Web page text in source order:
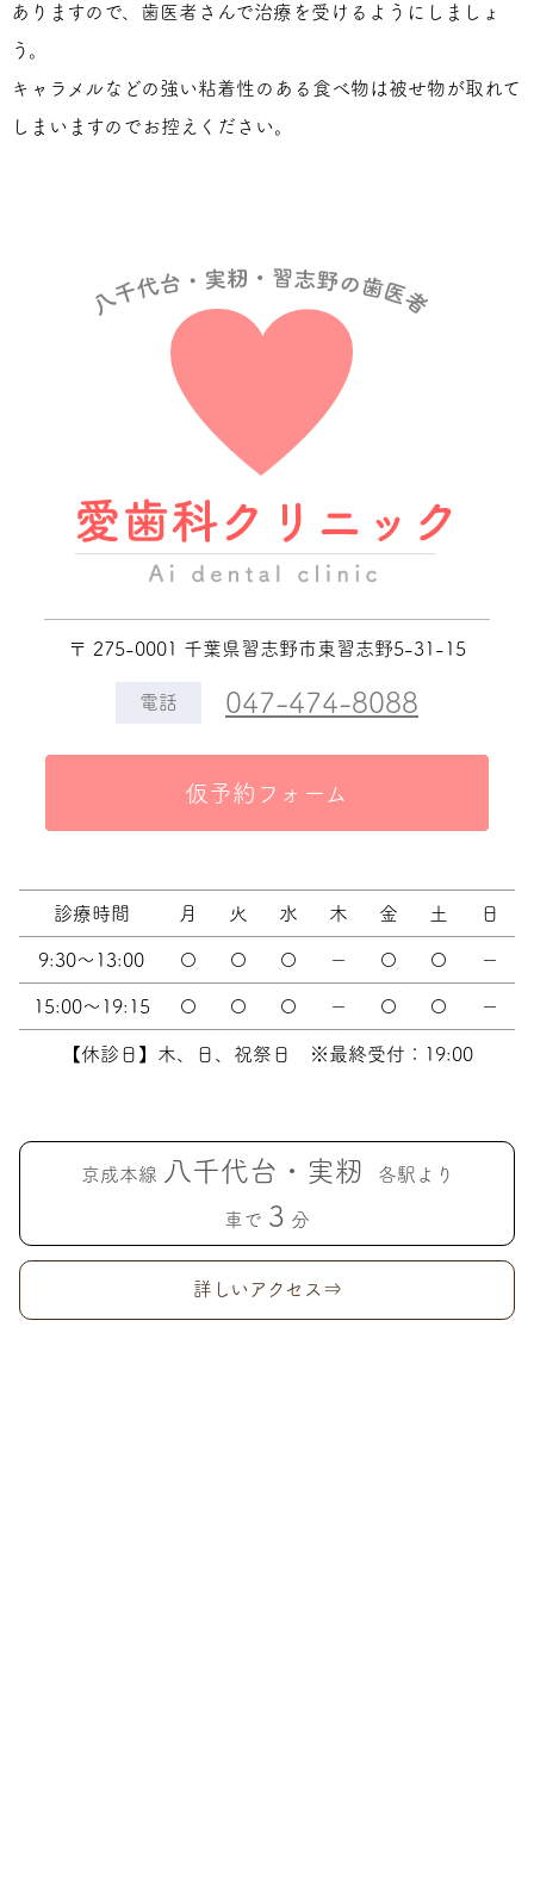
ありますので、歯医者さんで治療を受けるようにしましょ
う。
キャラメルなどの強い粘着性のある食べ物は被せ物が取れて
しまいますのでお控えください。
〒 275-0001 千葉県習志野市東習志野5-31-15
電話 047-474-8088
仮予約フォーム
診療時間 月 火 水 木 金 土 日
9:30～13:00 〇 〇 〇 － 〇 〇 －
15:00～19:15 〇 〇 〇 － 〇 〇 －
【休診日】木、日、祝祭日 ※最終受付：19:00
京成本線 八千代台・実籾 各駅より
車で 3 分
詳しいアクセス⇒